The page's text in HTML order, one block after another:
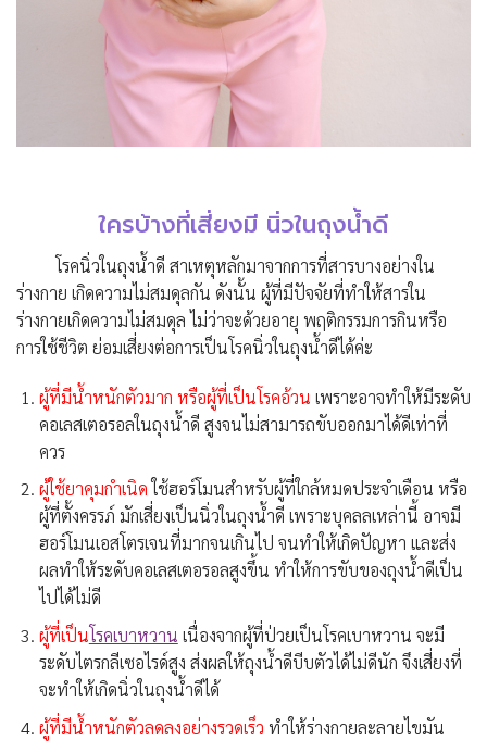
ใครบ้างที่เสี่ยงมี นิ่วในถุงน้ำดี
โรคนิ่วในถุงน้ำดี สาเหตุหลักมาจากการที่สารบางอย่างใน
ร่างกาย เกิดความไม่สมดุลกัน ดังนั้น ผู้ที่มีปัจจัยที่ทำให้สารใน
ร่างกายเกิดความไม่สมดุล ไม่ว่าจะด้วยอายุ พฤติกรรมการกินหรือ
การใช้ชีวิต ย่อมเสี่ยงต่อการเป็นโรคนิ่วในถุงน้ำดีได้ค่ะ
ผู้ที่มีน้ำหนักตัวมาก หรือผู้ที่เป็นโรคอ้วน เพราะอาจทำให้มีระดับ
คอเลสเตอรอลในถุงน้ำดี สูงจนไม่สามารถขับออกมาได้ดีเท่าที่
ควร
ผู้ใช้ยาคุมกำเนิดใช้ฮอร์โมนสำหรับผู้ที่ใกล้หมดประจำเดือน หรือ
ผู้ที่ตั้งครรภ์ มักเสี่ยงเป็นนิ่วในถุงน้ำดี เพราะบุคลลเหล่านี้ อาจมี
ฮอร์โมนเอสโตรเจนที่มากจนเกินไป จนทำให้เกิดปัญหา และส่ง
ผลทำให้ระดับคอเลสเตอรอลสูงขึ้น ทำให้การขับของถุงน้ำดีเป็น
ไปได้ไม่ดี
ผู้ที่เป็นโรคเบาหวาน เนื่องจากผู้ที่ป่วยเป็นโรคเบาหวาน จะมี
ระดับไตรกลีเซอไรด์สูง ส่งผลให้ถุงน้ำดีบีบตัวได้ไม่ดีนัก จึงเสี่ยงที่
จะทำให้เกิดนิ่วในถุงน้ำดีได้
ผู้ที่มีน้ำหนักตัวลดลงอย่างรวดเร็ว ทำให้ร่างกายละลายไขมัน